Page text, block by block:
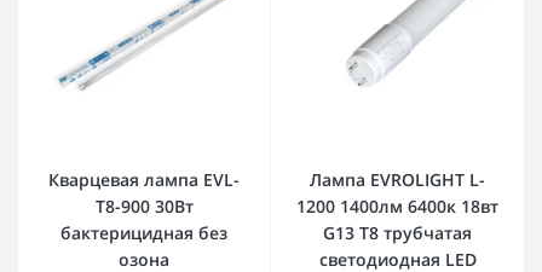
Кварцевая лампа EVL-
T8-900 30Вт
бактерицидная без
озона
Лампа EVROLIGHT L-
1200 1400лм 6400к 18вт
G13 T8 трубчатая
светодиодная LED